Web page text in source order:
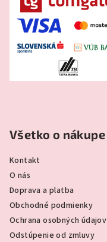
Všetko o nákupe
Kontakt
O nás
Doprava a platba
Obchodné podmienky
Ochrana osobných údajov
Odstúpenie od zmluvy